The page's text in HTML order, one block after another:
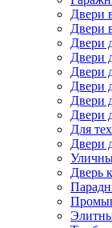
Двери
Двери
Двери
Двери
Двери
Двери
Двери
Двери
Для
Двери
Дверь